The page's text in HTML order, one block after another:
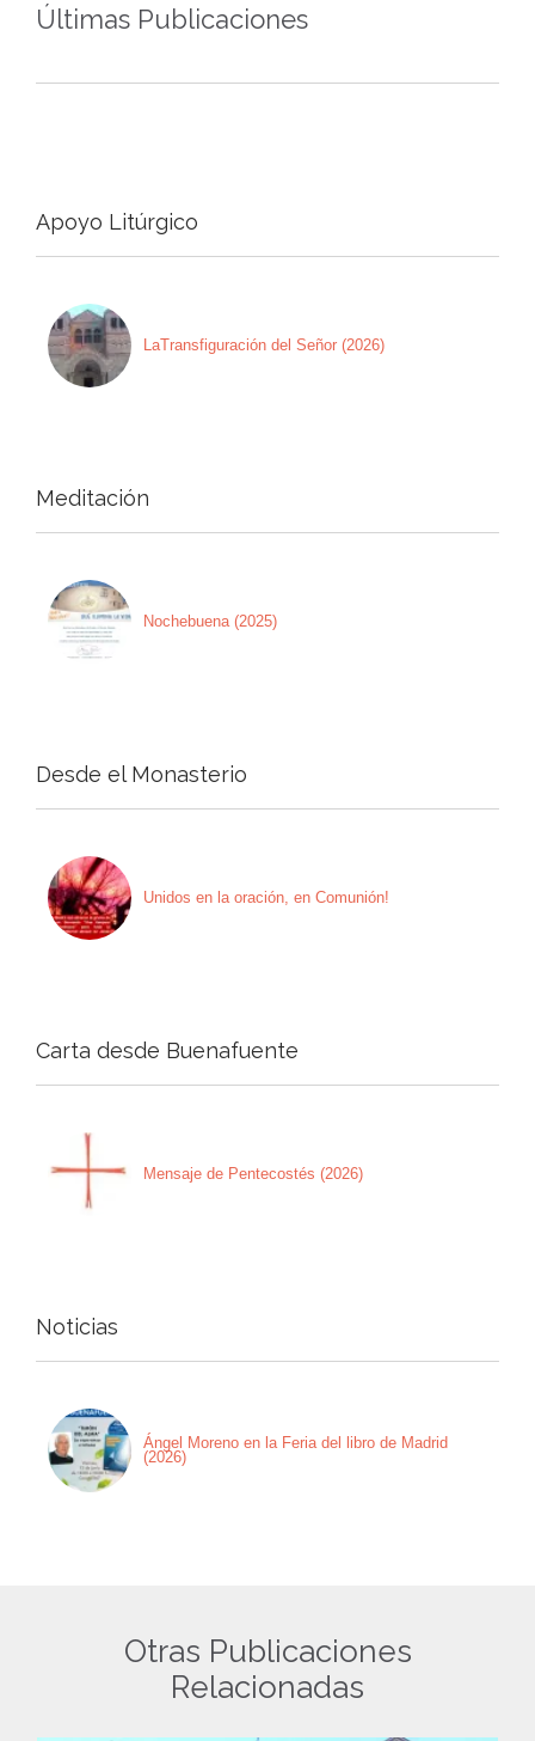
Últimas Publicaciones
Apoyo Litúrgico
LaTransfiguración del Señor (2026)
Meditación
Nochebuena (2025)
Desde el Monasterio
Unidos en la oración, en Comunión!
Carta desde Buenafuente
Mensaje de Pentecostés (2026)
Noticias
Ángel Moreno en la Feria del libro de Madrid
(2026)
Otras Publicaciones
Relacionadas